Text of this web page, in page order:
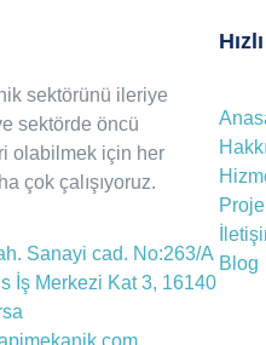
sektörünü ileriye
sektörde öncü
olabilmek için her
çok çalışıyoruz.
Sanayi cad. No:263/A
İş Merkezi Kat 3, 16140
Blog